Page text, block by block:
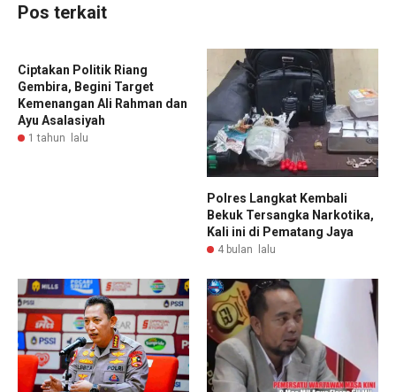
Pos terkait
Ciptakan Politik Riang
Gembira, Begini Target
Kemenangan Ali Rahman dan
Ayu Asalasiyah
1 tahun lalu
Polres Langkat Kembali
Bekuk Tersangka Narkotika,
Kali ini di Pematang Jaya
4 bulan lalu